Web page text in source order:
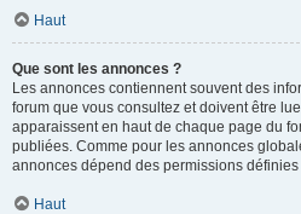
Haut
Que sont les annonces ?
Les annonces contiennent souvent des
forum que vous consultez et doivent être
apparaissent en haut de chaque page du
publiées. Comme pour les annonces
annonces dépend des permissions définies
Haut